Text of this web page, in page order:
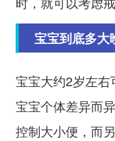
宝宝到底多大
宝宝大约2岁左
宝宝个体差异而
控制大小便，而